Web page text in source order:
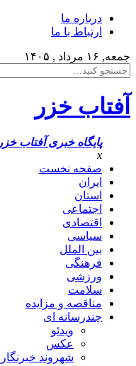
درباره ما
ارتباط با ما
جمعه, ۱۶ مرداد , ۱۴۰۵
آفتاب خزر
پایگاه خبری آفتاب خزر
x
صفحه نخست
ایران
استان
اجتماعی
اقتصادی
سیاسی
بین الملل
فرهنگی
ورزشی
سلامت
مناقصه و مزایده
چندرسانه ای
ویدئو
عکس
شهروند خبرنگار